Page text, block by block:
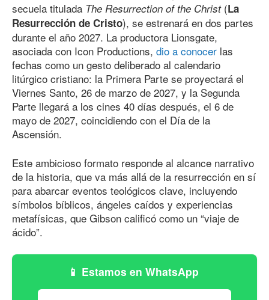
secuela titulada The Resurrection of the Christ(La
Resurrección de Cristo), se estrenará en dos partes
durante el año 2027. La productora Lionsgate,
asociada con Icon Productions, dio a conocer las
fechas como un gesto deliberado al calendario
litúrgico cristiano: la Primera Parte se proyectará el
Viernes Santo, 26 de marzo de 2027, y la Segunda
Parte llegará a los cines 40 días después, el 6 de
mayo de 2027, coincidiendo con el Día de la
Ascensión.
Este ambicioso formato responde al alcance narrativo
de la historia, que va más allá de la resurrección en sí
para abarcar eventos teológicos clave, incluyendo
símbolos bíblicos, ángeles caídos y experiencias
metafísicas, que Gibson calificó como un “viaje de
ácido”.
Estamos en WhatsApp